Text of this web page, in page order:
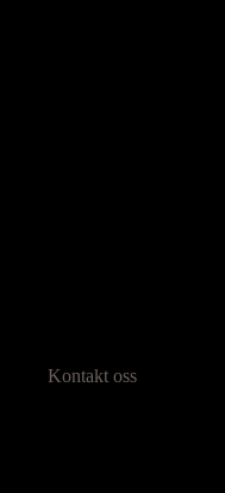
Kontakt oss